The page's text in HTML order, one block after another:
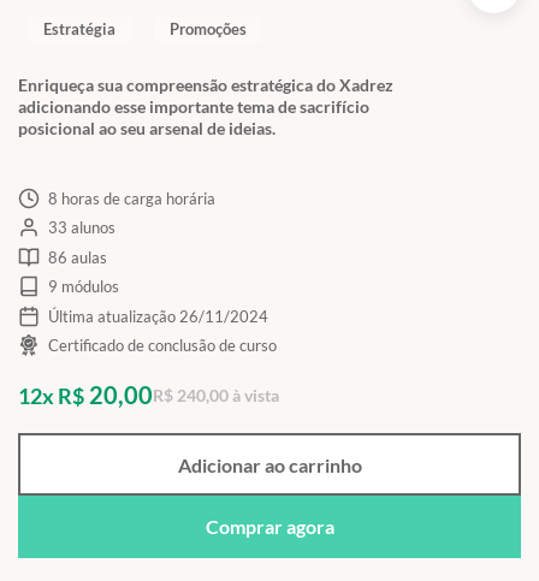
Enriqueça sua compreensão estratégica do Xadrez
adicionando esse importante tema de sacrifício
posicional ao seu arsenal de ideias.
Estratégia Promoções
8 horas de carga horária
33 alunos
86 aulas
9 módulos
Última atualização 26/11/2024
Certificado de conclusão de curso
12x R$ 20,00R$ 240,00 à vista
Adicionar ao carrinho
Comprar agora